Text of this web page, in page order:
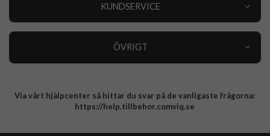
KUNDSERVICE
ÖVRIGT
Integritetspolicy
Via vårt hjälpcenter så hittar du svar på de vanligaste frågorna:
https://help.tillbehor.comviq.se